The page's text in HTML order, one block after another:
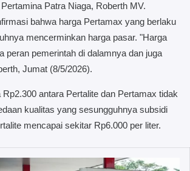
Patra Niaga, Roberth MV.
bahwa harga Pertamax yang berlaku
mencerminkan harga pasar. "Harga
peran pemerintah di dalamnya dan juga
Jumat (8/5/2026).
antara Pertalite dan Pertamax tidak
kualitas yang sesungguhnya subsidi
mencapai sekitar Rp6.000 per liter.